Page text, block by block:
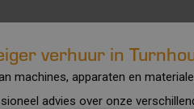
verhuur in
machines, apparaten en
advies over onze